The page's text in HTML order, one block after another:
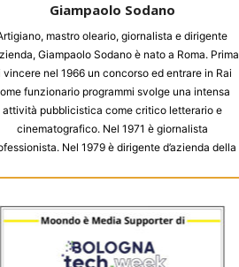
Giampaolo Sodano
mastro oleario, giornalista e dirigente
Giampaolo Sodano è nato a Roma. Prima
vincere nel 1966 un concorso ed entrare in Rai
funzionario programmi svolge una intensa
attività pubblicistica come critico letterario e
cinematografico. Nel 1971 è giornalista
Nel 1979 è dirigente d’azienda della
nominato vice-presidente e amministratore
delegato di Sipra e successivamente direttore di
Raidue. Nel 1994 è direttore generale di Sacis e
l’anno successivo direttore di APC, direzione